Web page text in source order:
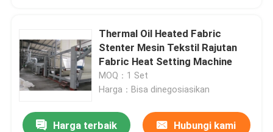
Tentang kami
Thermal Oil Heated Fabric
Stenter Mesin Tekstil Rajutan
Fabric Heat Setting Machine
MOQ：1 Set
Harga：Bisa dinegosiasikan
Harga terbaik Hubungi kami